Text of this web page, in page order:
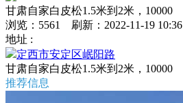
甘肃自家白皮松1.5米到2米，10000
浏览：5561 刷新：2022-11-19 10:36
地址 :
定西市安定区岷阳路
甘肃自家白皮松1.5米到2米，10000
推荐信息